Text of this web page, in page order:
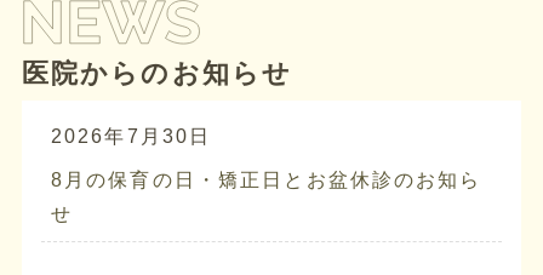
医院からのお知らせ
2026年7月30日
8月の保育の日・矯正日とお盆休診のお知ら
せ